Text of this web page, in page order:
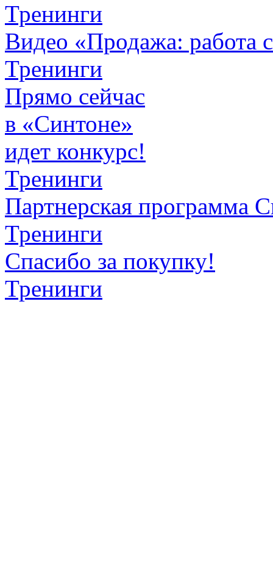
Тренинги
Видео «Продажа: работа
Тренинги
Прямо сейчас
в «Синтоне»
идет конкурс!
Тренинги
Партнерская программа
Тренинги
Спасибо за покупку!
Тренинги